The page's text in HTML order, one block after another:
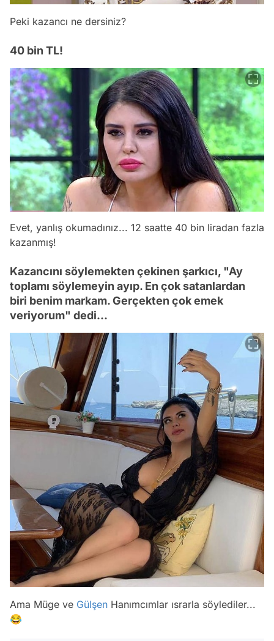
Peki kazancı ne dersiniz?
40 bin TL!
Evet, yanlış okumadınız... 12 saatte 40 bin liradan fazla
kazanmış!
Kazancını söylemekten çekinen şarkıcı, "Ay
toplamı söylemeyin ayıp. En çok satanlardan
biri benim markam. Gerçekten çok emek
veriyorum" dedi...
Ama Müge ve Gülşen Hanımcımlar ısrarla söylediler...
😂